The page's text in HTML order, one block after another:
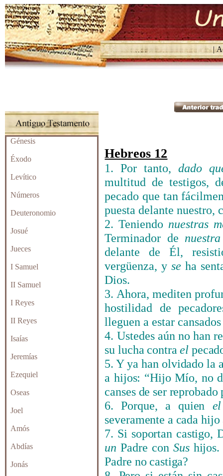
|
Génesis
Éxodo
Levítico
Números
Deuteronomio
Josué
Jueces
I Samuel
II Samuel
I Reyes
II Reyes
Isaías
Jeremías
Ezequiel
Oseas
Joel
Amós
Abdías
Jonás
Hebreos 12
1. Por tanto,dado
multitud de testigos,
pecado que tan
puesta delante nuestro,
2. Teniendo nuestras
Terminador de nuestra
delante de Él,
vergüenza, yse ha
Dios.
3. Ahora, mediten
hostilidad de
lleguen a estar
4. Ustedes aún no han
su lucha contrael
5. Y ya han olvidado la
a hijos: “Hijo Mío, no
canses de ser
6. Porque, a quien el
severamente a cada
7. Si soportan castigo,
un Padre con Sushijos.
Padre no castiga?